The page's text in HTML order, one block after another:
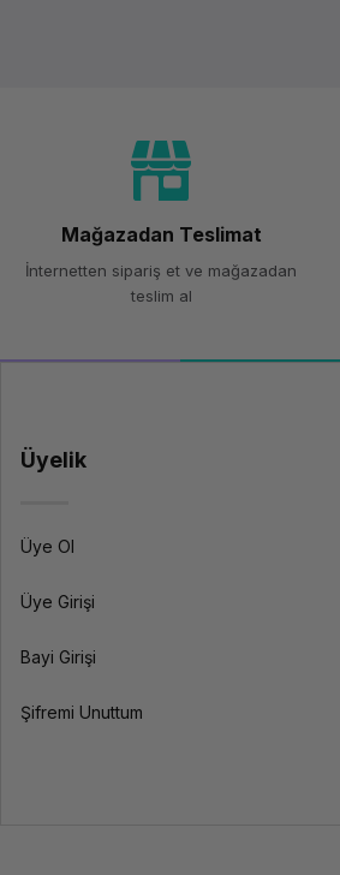
Mağazadan Teslimat
İnternetten sipariş et ve mağazadan
teslim al
Üyelik
Üye Ol
Üye Girişi
Bayi Girişi
Şifremi Unuttum